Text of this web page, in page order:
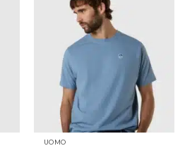
UOMO